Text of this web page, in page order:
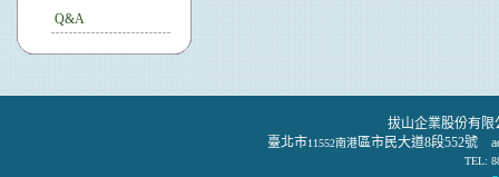
Q&A
拔山企業股份有限
臺北市11552南港區市民大道8段552號
TEL: